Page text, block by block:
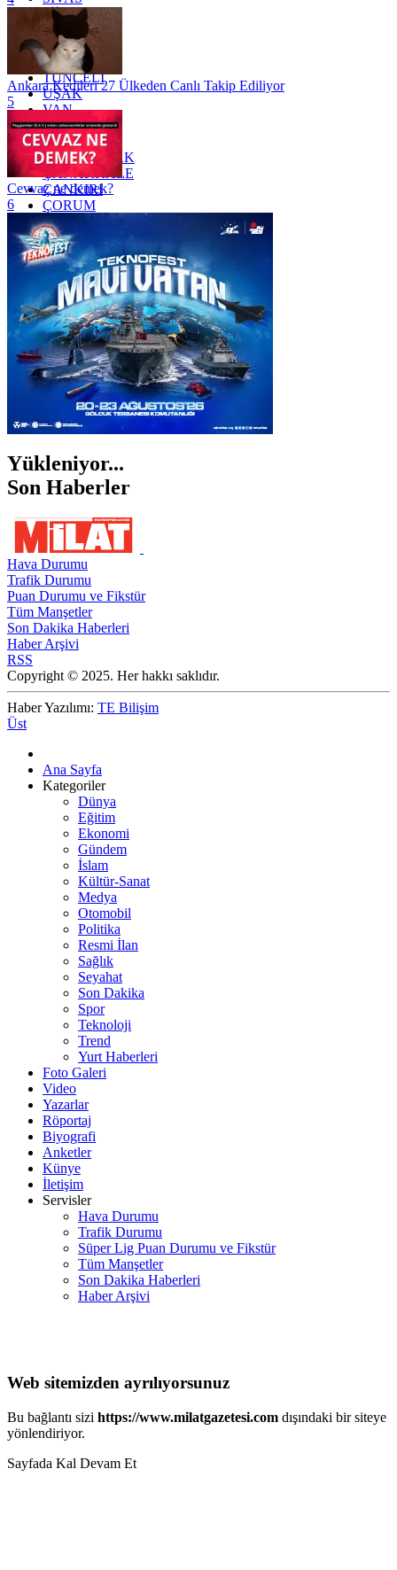
SİİRT
TEKİRDAĞ
TOKAT
TRABZON
TUNCELİ
UŞAK
VAN
YALOVA
YOZGAT
ZONGULDAK
ÇANAKKALE
ÇANKIRI
ÇORUM
İSTANBUL
İZMİR
ŞANLIURFA
ŞIRNAK
Ankara Kedileri 27 Ülkeden Canlı Takip Ediliyor
5
Cevvaz ne demek?
6
Yükleniyor...
Son Haberler
Hava Durumu
Trafik Durumu
Puan Durumu ve Fikstür
Tüm Manşetler
Son Dakika Haberleri
Haber Arşivi
RSS
Copyright © 2025. Her hakkı saklıdır.
Haber Yazılımı: TE Bilişim
Üst
Ana Sayfa
Kategoriler
Dünya
Eğitim
Ekonomi
Gündem
İslam
Kültür-Sanat
Medya
Otomobil
Politika
Resmi İlan
Sağlık
Seyahat
Son Dakika
Spor
Teknoloji
Trend
Yurt Haberleri
Foto Galeri
Video
Yazarlar
Röportaj
Biyografi
Anketler
Künye
İletişim
Servisler
Hava Durumu
Trafik Durumu
Süper Lig Puan Durumu ve Fikstür
Tüm Manşetler
Son Dakika Haberleri
Haber Arşivi
Web sitemizden ayrılıyorsunuz
Bu bağlantı sizi https://www.milatgazetesi.com dışındaki bir siteye
yönlendiriyor.
Sayfada Kal Devam Et